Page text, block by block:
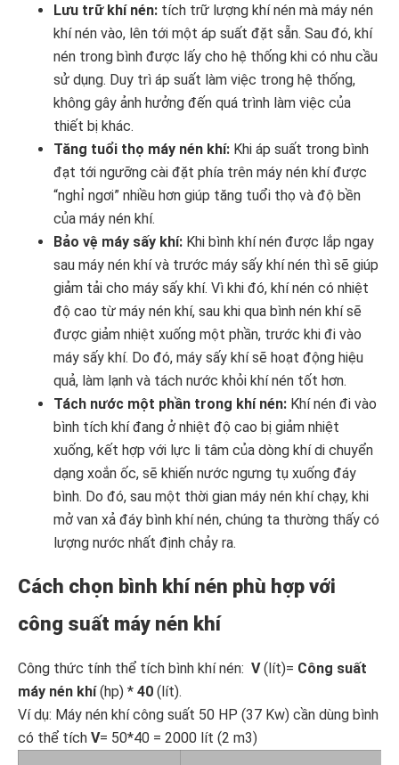
Lưu trữ khí nén: tích trữ lượng khí nén mà máy nén
khí nén vào, lên tới một áp suất đặt sẵn. Sau đó, khí
nén trong bình được lấy cho hệ thống khi có nhu cầu
sử dụng. Duy trì áp suất làm việc trong hệ thống,
không gây ảnh hưởng đến quá trình làm việc của
thiết bị khác.
Tăng tuổi thọ máy nén khí: Khi áp suất trong bình
đạt tới ngưỡng cài đặt phía trên máy nén khí được
“nghỉ ngơi” nhiều hơn giúp tăng tuổi thọ và độ bền
của máy nén khí.
Bảo vệ máy sấy khí: Khi bình khí nén được lắp ngay
sau máy nén khí và trước máy sấy khí nén thì sẽ giúp
giảm tải cho máy sấy khí. Vì khi đó, khí nén có nhiệt
độ cao từ máy nén khí, sau khi qua bình nén khí sẽ
được giảm nhiệt xuống một phần, trước khi đi vào
máy sấy khí. Do đó, máy sấy khí sẽ hoạt động hiệu
quả, làm lạnh và tách nước khỏi khí nén tốt hơn.
Tách nước một phần trong khí nén: Khí nén đi vào
bình tích khí đang ở nhiệt độ cao bị giảm nhiệt
xuống, kết hợp với lực li tâm của dòng khí di chuyển
dạng xoắn ốc, sẽ khiến nước ngưng tụ xuống đáy
bình. Do đó, sau một thời gian máy nén khí chạy, khi
mở van xả đáy bình khí nén, chúng ta thường thấy có
lượng nước nhất định chảy ra.
Cách chọn bình khí nén phù hợp với
công suất máy nén khí
Công thức tính thể tích bình khí nén: V(lít)= Công suất
máy nén khí(hp) * 40 (lít).
Ví dụ: Máy nén khí công suất 50 HP (37 Kw) cần dùng bình
có thể tích V= 50*40 = 2000 lít (2 m3)